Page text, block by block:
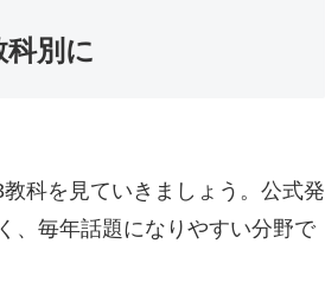
別に
科を見ていきましょう。公式発
、毎年話題になりやすい分野で